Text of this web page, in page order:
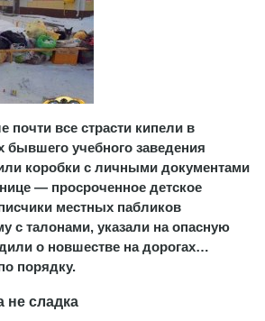
почти все страсти кипели в
бывшего учебного заведения
коробки с личными документами
— просроченное детское
местных пабликов
с талонами, указали на опасную
о новшестве на дорогах…
порядку.
не сладка